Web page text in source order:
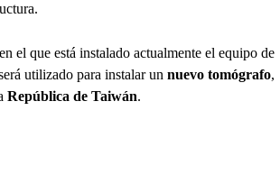
en el que está instalado actualmente el equipo de
utilizado para instalar un nuevo tomógrafo,
República de Taiwán.